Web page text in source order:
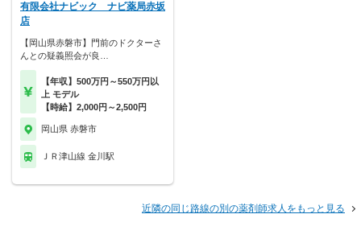
有限会社ナビック ナビ薬局赤坂
店
【岡山県赤磐市】門前のドクターさ
んとの疑義照会が良…
【年収】500万円～550万円以
上 モデル
【時給】2,000円～2,500円
岡山県 赤磐市
ＪＲ津山線 金川駅
近隣の同じ路線の別の薬剤師求人をもっと見る